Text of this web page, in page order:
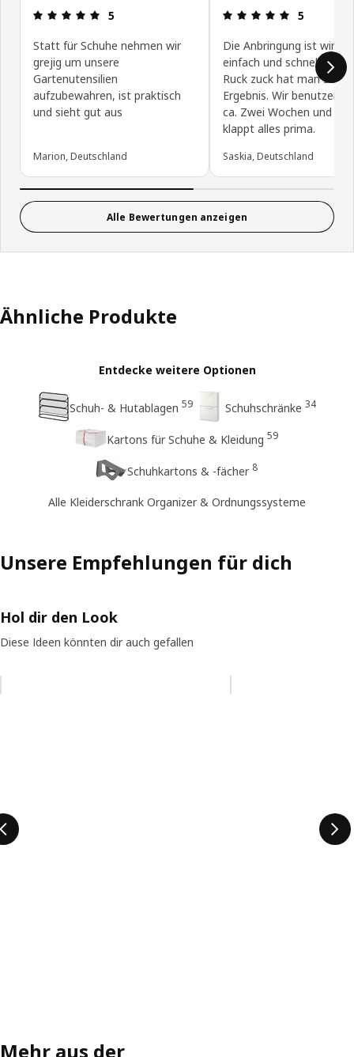
Bewertung: 5 von 5 Sterne
5
Statt für Schuhe nehmen wir
grejig um unsere
Gartenutensilien
aufzubewahren, ist praktisch
und sieht gut aus
Marion, Deutschland
5
Die Anbringung ist
einfach und schnell
Ruck zuck hat man sein
Ergebnis. Wir benutzen
ca. Zwei Wochen und das
klappt alles prima.
Saskia, Deutschland
Alle Bewertungen anzeigen
Ähnliche Produkte
Entdecke weitere Optionen
Schuh- & Hutablagen 59 Schuhschränke 34
Kartons für Schuhe & Kleidung 59
Schuhkartons & -fächer 8
Alle Kleiderschrank Organizer & Ordnungssysteme
Unsere Empfehlungen für dich
Hol dir den Look
Diese Ideen könnten dir auch gefallen
Mehr aus der